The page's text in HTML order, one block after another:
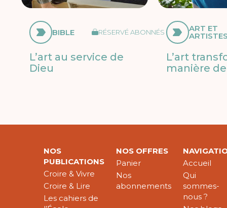
BIBLE RÉSERVÉ ABONNÉS
L’art au service de
Dieu
ART ET
L’art
manière
NOS
PUBLICATIONS
Croire & Vivre
Croire & Lire
Les cahiers de
NOS OFFRES
Panier
Nos
abonnements
Accueil
Qui
sommes-
nous ?